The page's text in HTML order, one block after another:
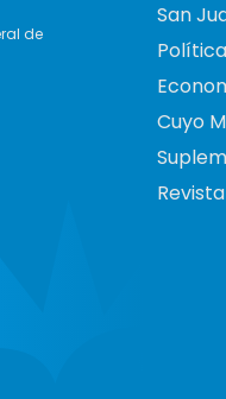
de
San
Política
Cuyo